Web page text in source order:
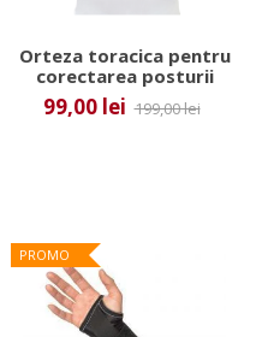
Orteza toracica pentru
corectarea posturii
(ham de memorie) Dr.
Med
99,00 lei 199,00 lei
PROMO